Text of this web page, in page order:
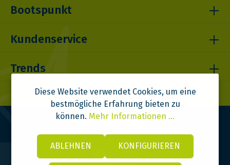
Bootspunkt
Kundenservice
Trends
Diese Website verwendet Cookies, um eine
bestmögliche Erfahrung bieten zu
können. Mehr Informationen ...
ABLEHNEN KONFIGURIEREN